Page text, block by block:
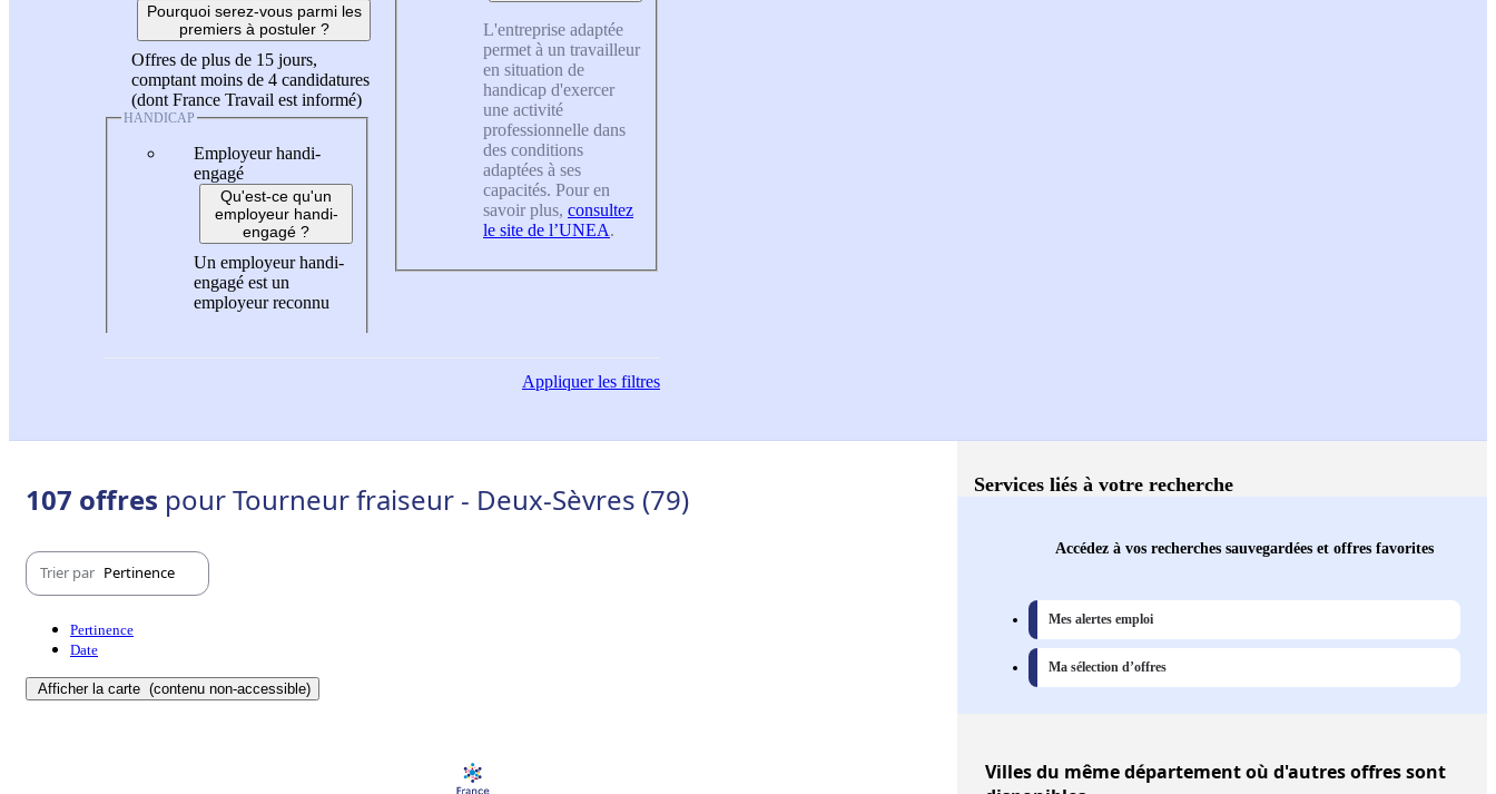
Pourquoi serez-vous parmi les
premiers à postuler ?
Offres de plus de 15 jours,
comptant moins de 4 candidatures
(dont France Travail est informé)
HANDICAP
Employeur handi-
engagé
Qu'est-ce qu'un
employeur handi-
engagé ?
Un employeur handi-
engagé est un
employeur reconnu
L'entreprise adaptée
permet à un travailleur
en situation de
handicap d'exercer
une activité
professionnelle dans
des conditions
adaptées à ses
capacités. Pour en
savoir plus, consultez
le site de l’UNEA.
Appliquerles filtres
107 offres pour Tourneur fraiseur - Deux-Sèvres (79)
Trier par Pertinence
Pertinence
Date
Afficher la carte (contenu non-accessible)
Services liés à votre recherche
Accédez à vos recherches sauvegardées et offres favorites
Mes alertes emploi
Ma sélection d’offres
Villesdu même département où d'autres offres sont